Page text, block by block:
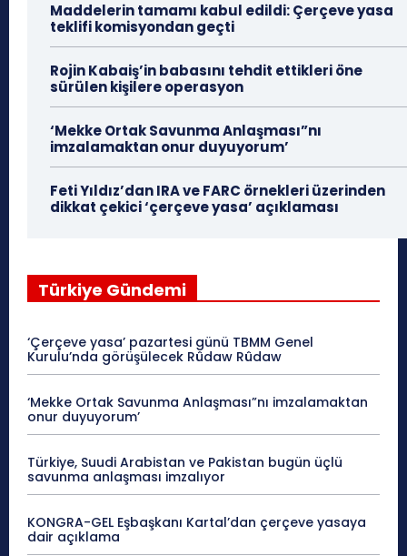
Maddelerin tamamı kabul edildi: Çerçeve yasa
teklifi komisyondan geçti
Rojin Kabaiş’in babasını tehdit ettikleri öne
sürülen kişilere operasyon
‘Mekke Ortak Savunma Anlaşması”nı
imzalamaktan onur duyuyorum’
Feti Yıldız’dan IRA ve FARC örnekleri üzerinden
dikkat çekici ‘çerçeve yasa’ açıklaması
Türkiye Gündemi
‘Çerçeve yasa’ pazartesi günü TBMM Genel
Kurulu’nda görüşülecek Rûdaw Rûdaw
‘Mekke Ortak Savunma Anlaşması”nı imzalamaktan
onur duyuyorum’
Türkiye, Suudi Arabistan ve Pakistan bugün üçlü
savunma anlaşması imzalıyor
KONGRA-GEL Eşbaşkanı Kartal’dan çerçeve yasaya
dair açıklama